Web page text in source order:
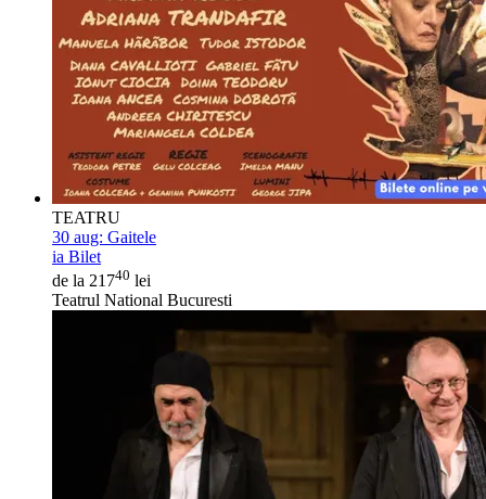
TEATRU
30 aug: Gaitele
ia Bilet
de la 21740 lei
Teatrul National Bucuresti